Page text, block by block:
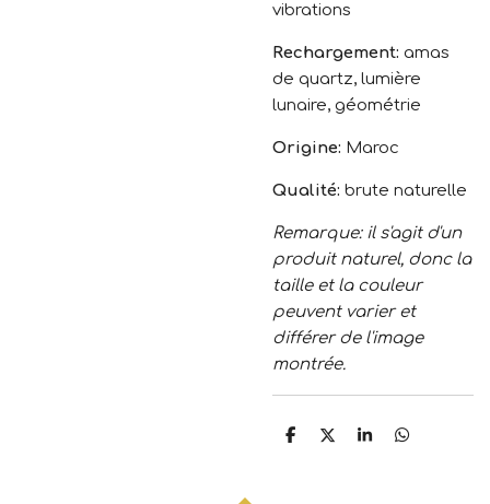
vibrations
Rechargement: amas
de quartz, lumière
lunaire, géométrie
Origine: Maroc
Qualité: brute naturelle
Remarque: il s'agit d'un
produit naturel, donc la
taille et la couleur
peuvent varier et
différer de l'image
montrée.
P
P
P
P